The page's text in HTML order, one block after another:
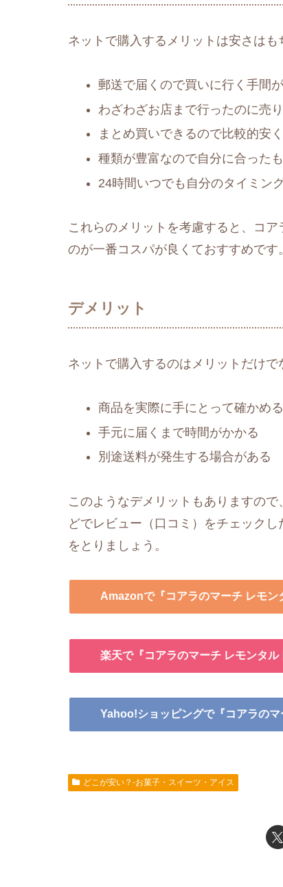
ネットで購入するメリットは安さはも
郵送で届くので買いに行く手間
わざわざお店まで行ったのに売
まとめ買いできるので比較的安
種類が豊富なので自分に合った
24時間いつでも自分のタイミン
これらのメリットを考慮すると、コ
のが一番コスパが良くておすすめです。
デメリット
ネットで購入するのはメリットだけで
商品を実際に手にとって確かめ
手元に届くまで時間がかかる
別途送料が発生する場合がある
このようなデメリットもありますの
どでレビュー（口コミ）をチェック
をとりましょう。
Amazonで『コアラのマーチ レモ
楽天で『コアラのマーチ レモンタ
Yahoo!ショッピングで『コアラの
どこが安い？-お菓子・スイーツ・アイス